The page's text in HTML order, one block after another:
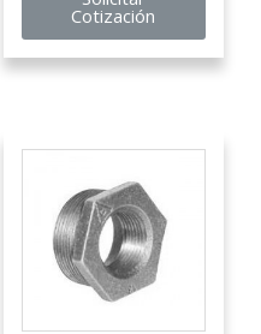
Cotización